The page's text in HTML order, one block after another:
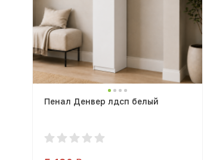
Пенал Денвер лдсп белый